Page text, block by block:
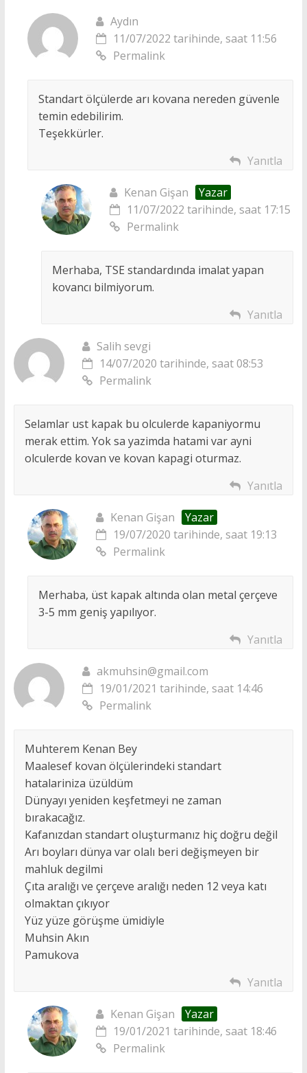
Aydın
11/07/2022 tarihinde, saat 11:56
Permalink
Standart ölçülerde arı kovana nereden güvenle
temin edebilirim.
Teşekkürler.
Yanıtla
Kenan Gişan
Yazar
11/07/2022 tarihinde, saat 17:15
Permalink
Merhaba, TSE standardında imalat yapan
kovancı bilmiyorum.
Yanıtla
Salih sevgi
14/07/2020 tarihinde, saat 08:53
Permalink
Selamlar ust kapak bu olculerde kapaniyormu
merak ettim. Yok sa yazimda hatami var ayni
olculerde kovan ve kovan kapagi oturmaz.
Yanıtla
Kenan Gişan
Yazar
19/07/2020 tarihinde, saat 19:13
Permalink
Merhaba, üst kapak altında olan metal çerçeve
3-5 mm geniş yapılıyor.
Yanıtla
akmuhsin@gmail.com
19/01/2021 tarihinde, saat 14:46
Permalink
Muhterem Kenan Bey
Maalesef kovan ölçülerindeki standart
hatalariniza üzüldüm
Dünyayı yeniden keşfetmeyi ne zaman
bırakacağız.
Kafanızdan standart oluşturmanız hiç doğru değil
Arı boyları dünya var olalı beri değişmeyen bir
mahluk degilmi
Çıta aralığı ve çerçeve aralığı neden 12 veya katı
olmaktan çıkıyor
Yüz yüze görüşme ümidiyle
Muhsin Akın
Pamukova
Yanıtla
Kenan Gişan
Yazar
19/01/2021 tarihinde, saat 18:46
Permalink